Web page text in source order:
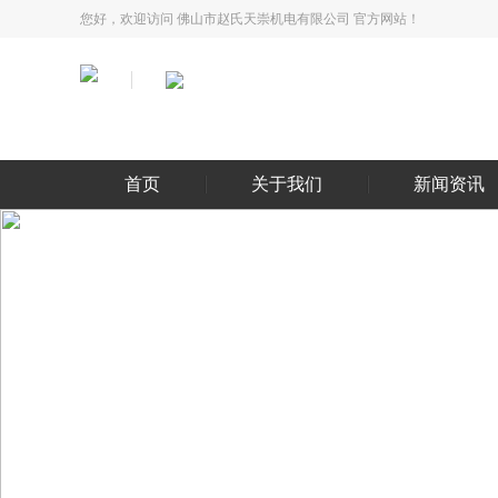
您好，欢迎访问 佛山市赵氏天崇机电有限公司 官方网站！
首页 关于我们 新闻资讯